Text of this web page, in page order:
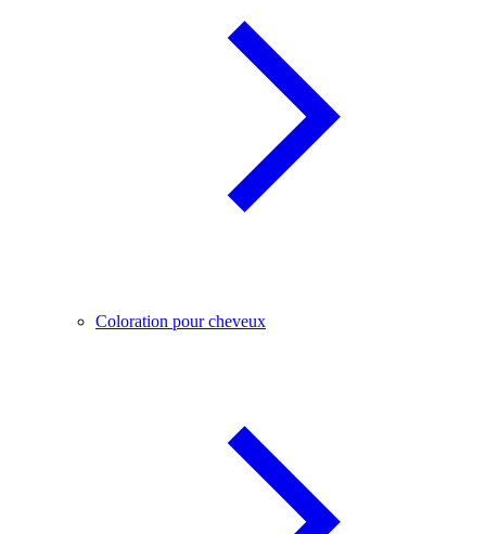
Coloration pour cheveux